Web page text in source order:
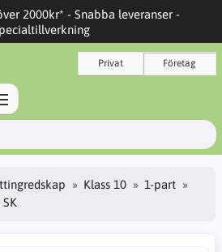
2000kr* - Snabba leveranser -
Privat Företag
Klass 10
1-part